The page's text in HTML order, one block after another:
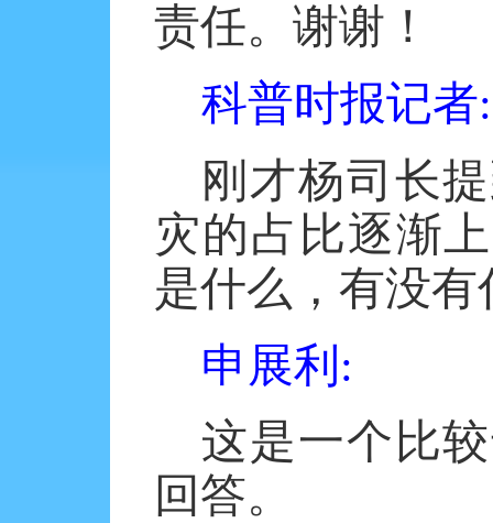
责任。谢谢！
科普时报记者:
刚才杨司长
灾的占比逐渐
是什么，有没
申展利 :
这是一个比
回答。